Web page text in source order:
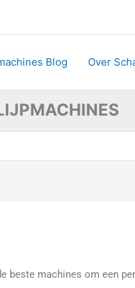
Blog Over
beste machines om een